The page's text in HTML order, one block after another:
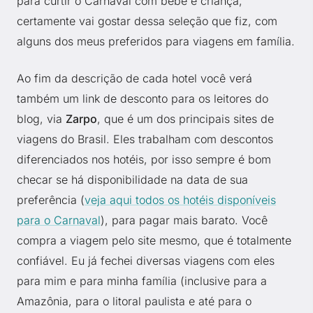
certamente vai gostar dessa seleção que fiz, com
alguns dos meus preferidos para viagens em família.
Ao fim da descrição de cada hotel você verá
também um link de desconto para os leitores do
blog, via Zarpo, que é um dos principais sites de
viagens do Brasil. Eles trabalham com descontos
diferenciados nos hotéis, por isso sempre é bom
checar se há disponibilidade na data de sua
preferência (veja aqui todos os hotéis disponíveis
para o Carnaval), para pagar mais barato. Você
compra a viagem pelo site mesmo, que é totalmente
confiável. Eu já fechei diversas viagens com eles
para mim e para minha família (inclusive para a
Amazônia, para o litoral paulista e até para o